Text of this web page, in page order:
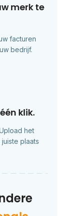
merk te
facturen
bedrijf.
klik.
het
plaats